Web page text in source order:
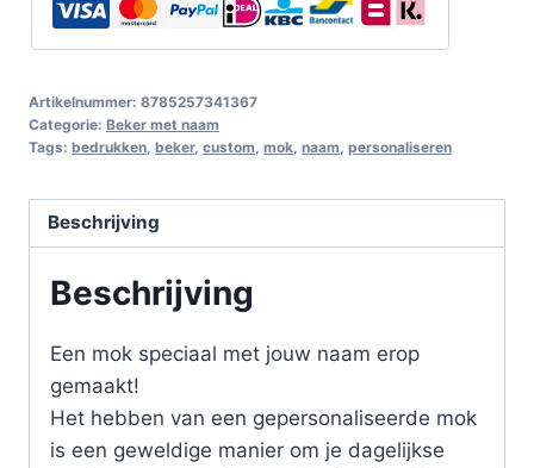
Artikelnummer: 8785257341367
Categorie: Beker met naam
Tags: bedrukken beker, custom mok naam personaliseren
Beschrijving
Beschrijving
Een mok speciaal met jouw naam erop
gemaakt!
Het hebben van een gepersonaliseerde mok
is een geweldige manier om je dagelijkse